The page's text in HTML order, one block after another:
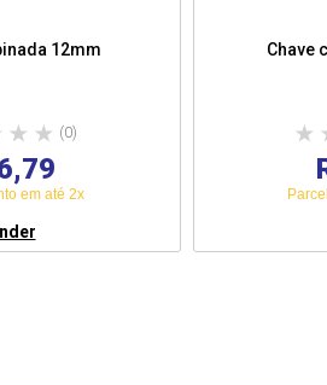
12mm
(0)
em até 2x
Chave